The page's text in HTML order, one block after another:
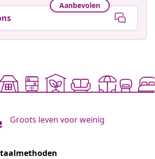
Aanbevolen
Groots leven voor weinig